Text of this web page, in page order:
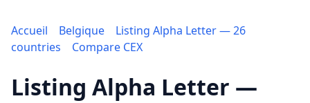
Accueil Belgique
Listing Alpha Letter — 26
countries
Compare CEX
Listing Alpha Letter —